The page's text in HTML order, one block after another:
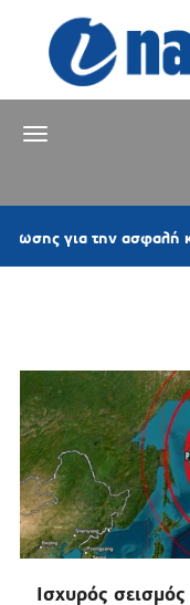
την ασφαλή
Ισχυρός